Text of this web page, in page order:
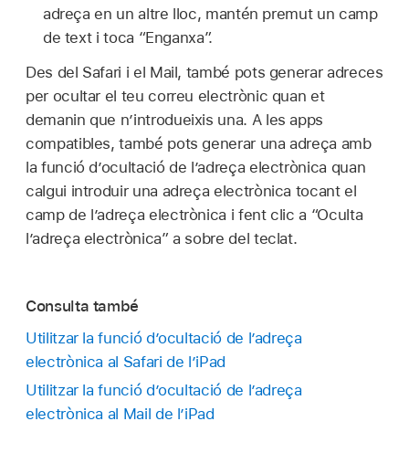
adreça en un altre lloc, mantén premut un camp
de text i toca “Enganxa”.
Des del Safari i el Mail, també pots generar adreces
per ocultar el teu correu electrònic quan et
demanin que n’introdueixis una. A les apps
compatibles, també pots generar una adreça amb
la funció d’ocultació de l’adreça electrònica quan
calgui introduir una adreça electrònica tocant el
camp de l’adreça electrònica i fent clic a “Oculta
l’adreça electrònica” a sobre del teclat.
Consulta també
Utilitzar la funció d’ocultació de l’adreça
electrònica al Safari de l’iPad
Utilitzar la funció d’ocultació de l’adreça
electrònica al Mail de l’iPad